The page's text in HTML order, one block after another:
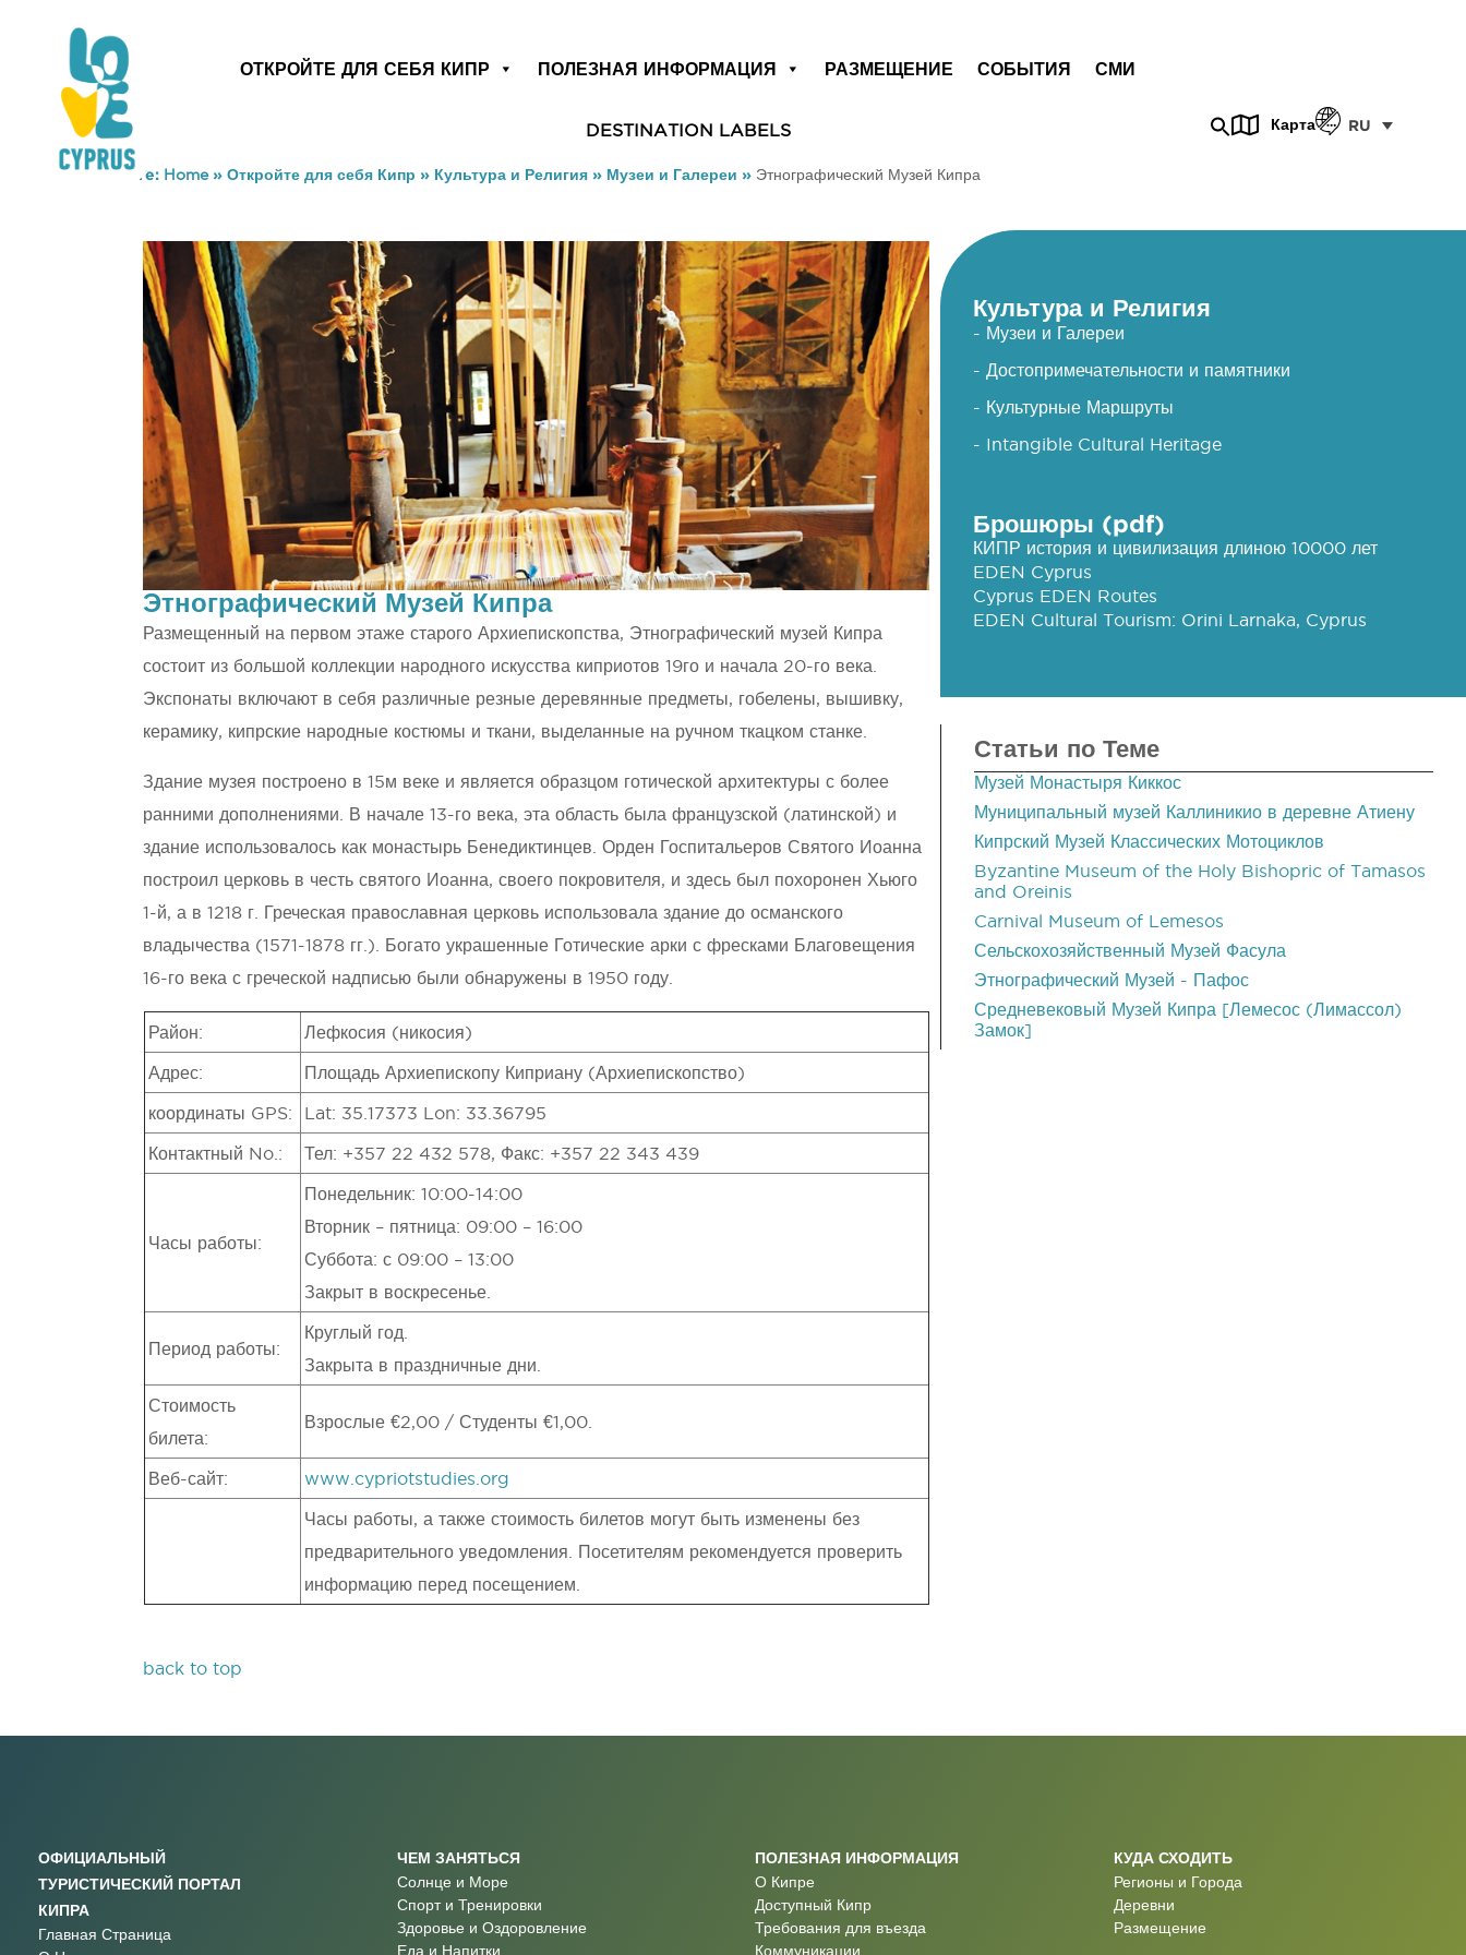
ОТКРОЙТЕ ДЛЯ СЕБЯ КИПР ПОЛЕЗНАЯ ИНФОРМАЦИЯ РАЗМЕЩЕНИЕ СОБЫТИЯ СМИ
DESTINATION LABELS Карта RU
You are here: Home» Откройте для себя Кипр » Культура и Религия » Музеи и Галереи » Этнографический Музей Кипра
Этнографический Музей Кипра
Размещенный на первом этаже старого Архиепископства, Этнографический музей Кипра
состоит из большой коллекции народного искусства киприотов 19го и начала 20-го века.
Экспонаты включают в себя различные резные деревянные предметы, гобелены, вышивку,
керамику, кипрские народные костюмы и ткани, выделанные на ручном ткацком станке.
Здание музея построено в 15м веке и является образцом готической архитектуры с более
ранними дополнениями. В начале 13-го века, эта область была французской (латинской) и
здание использовалось как монастырь Бенедиктинцев. Орден Госпитальеров Святого Иоанна
построил церковь в честь святого Иоанна, своего покровителя, и здесь был похоронен Хьюго
1-й, а в 1218 г. Греческая православная церковь использовала здание до османского
владычества (1571-1878 гг.). Богато украшенные Готические арки с фресками Благовещения
16-го века с греческой надписью были обнаружены в 1950 году.
Район: Лефкосия (никосия)
Адрес: Площадь Архиепископу Киприану (Архиепископство)
координаты GPS: Lat: 35.17373 Lon: 33.36795
Контактный No.: Тел: +357 22 432 578, Факс: +357 22 343 439
Часы работы:
Понедельник: 10:00-14:00
Вторник – пятница: 09:00 – 16:00
Суббота: с 09:00 – 13:00
Закрыт в воскресенье.
Период работы:
Круглый год.
Закрыта в праздничные дни.
Стоимость
билета:
Взрослые €2,00 / Студенты €1,00.
Веб-сайт: www.cypriotstudies.org
Часы работы, а также стоимость билетов могут быть изменены без
предварительного уведомления. Посетителям рекомендуется проверить
информацию перед посещением.
back to top
Культура и Религия
- Музеи и Галереи
- Достопримечательности и памятники
- Культурные Маршруты
- Intangible Cultural Heritage
Брошюры (pdf)
КИПР история и цивилизация длиною 10000 лет
EDEN Cyprus
Cyprus EDEN Routes
EDEN Cultural Tourism: Orini Larnaka, Cyprus
Статьи по Теме
Музей Монастыря Киккос
Муниципальный музей Каллиникио в деревне Атиену
Кипрский Музей Классических Мотоциклов
Byzantine Museum of the Holy Bishopric of Tamasos
and Oreinis
Carnival Museum of Lemesos
Сельскохозяйственный Музей Фасула
Этнографический Музей - Пафос
Средневековый Музей Кипра [Лемесос (Лимассол)
Замок]
ОФИЦИАЛЬНЫЙ
ТУРИСТИЧЕСКИЙ ПОРТАЛ
КИПРА
Главная Страница
ЧЕМ ЗАНЯТЬСЯ
Солнце и Море
Спорт и Тренировки
Здоровье и Оздоровление
Еда и Напитки
ПОЛЕЗНАЯ ИНФОРМАЦИЯ
О Кипре
Доступный Кипр
Требования для въезда
Коммуникации
КУДА СХОДИТЬ
Регионы и Города
Деревни
Размещение